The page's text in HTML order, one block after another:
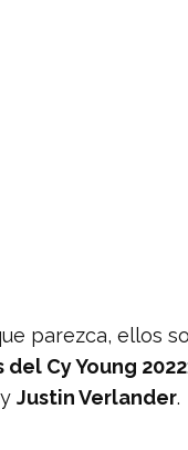
parezca, ellos
Cy Young 2022
yJustin Verlander.